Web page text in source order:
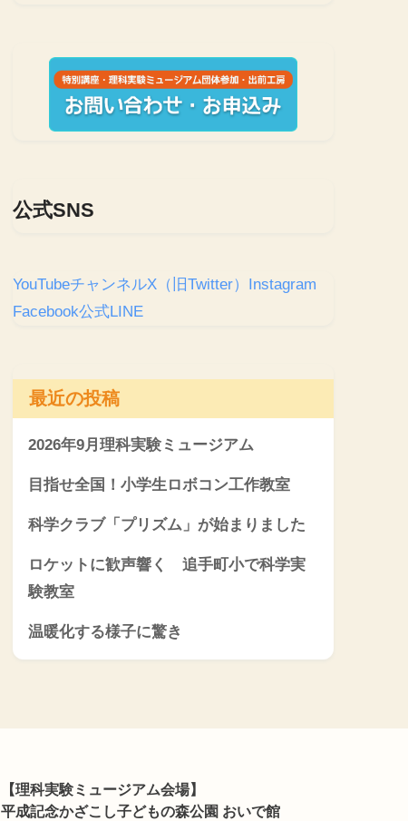
公式SNS
YouTubeチャンネルX（旧Twitter） Instagram
Facebook公式LINE
最近の投稿
2026年9月理科実験ミュージアム
目指せ全国！小学生ロボコン工作教室
科学クラブ「プリズム」が始まりました
ロケットに歓声響く 追手町小で科学実
験教室
温暖化する様子に驚き
【理科実験ミュージアム会場】
平成記念かざこし子どもの森公園 おいで館